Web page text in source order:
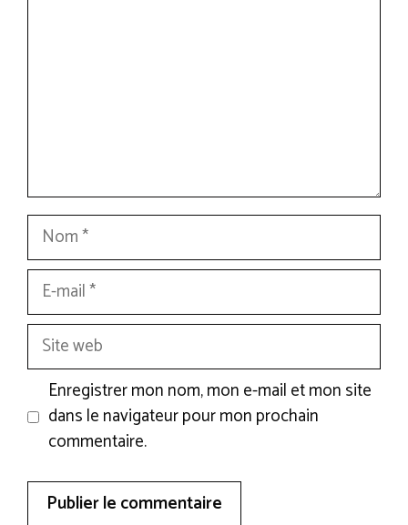
Nom
mail
Site
web
Enregistrer mon nom, mon e-mail et mon site
dans le navigateur pour mon prochain
commentaire.